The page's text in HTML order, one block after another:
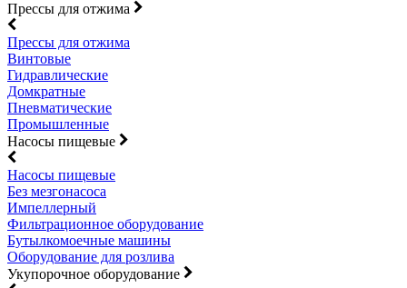
Прессы для отжима
Прессы для отжима
Винтовые
Гидравлические
Домкратные
Пневматические
Промышленные
Насосы пищевые
Насосы пищевые
Без мезгонасоса
Импеллерный
Фильтрационное оборудование
Бутылкомоечные машины
Оборудование для розлива
Укупорочное оборудование